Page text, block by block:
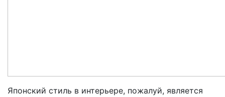
Японский стиль в интерьере, пожалуй, является